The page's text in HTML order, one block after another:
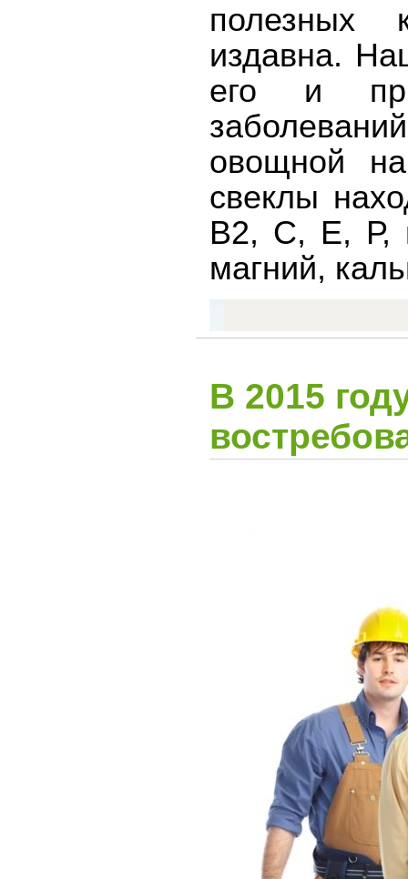
полезных
издавна.
его и
овощной
свеклы
В2, С, Е, Р,
магний,
В 2015